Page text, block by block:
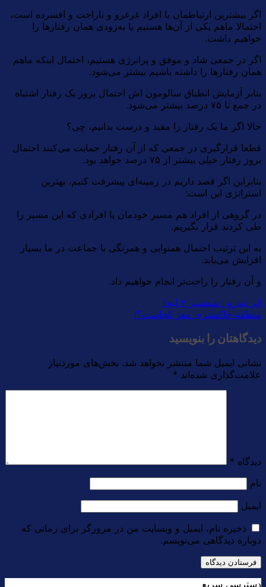
اگر بیشترین ارتباطمان با افراد غرغرو و ناراحت و افسرده است،
احتمالا ماهم یکی از آن‌ها هستیم یا به‌زودی همان رفتارها را
خواهیم داشت.
اگر در جمعی شاد و موفق و پرانرژی هستیم، احتمال اینکه ماهم
همان رفتارها را داشته باشیم بیشتر می‌شود.
بنابر آزمایش انطباق سالومون اش احتمال بروز یک رفتار اشتباه
در جمع تا ۷۵ درصد بیشتر می‌شود.
حالا اگر ما یک رفتار را مفید و درست بدانیم،‌ چی؟
قطعا قرارگیری در جمعی که از آن رفتار حمایت می‌کنند احتمال
بروز رفتار خیلی بیشتر از ۷۵ درصد خواهد بود.
بنابراین اگر قصد داریم در زمینه‌ای پیشرفت کنیم، بهترین
استراتژی این است:
در گروهی از افراد هم مسیر خودمان یا افرادی که این مسیر را
طی کردند قرار بگیریم.
به این ترتیب احتمال همنوایی و همرنگی با جماعت در ما بسیار
افزایش می‌یابد.
و آن رفتار را راحت‌تر انجام خواهیم داد.
اثر دیدرو : شمشیر ۲ لبه!!
منطقه خاکستری مغز کجاست؟!
دیدگاهتان را بنویسید
نشانی ایمیل شما منتشر نخواهد شد. بخش‌های موردنیاز
علامت‌گذاری شده‌اند *
دیدگاه *
نام
ایمیل
ذخیره نام، ایمیل و وبسایت من در مرورگر برای زمانی که
دوباره دیدگاهی می‌نویسم.
دسترسی سریع